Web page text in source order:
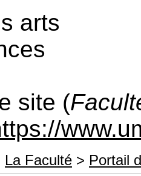
site (
La Faculté > Portail